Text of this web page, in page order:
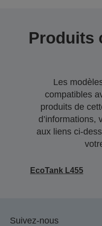
Produits
Les
compatibles
produits de
d’informations,
aux liens ci-
EcoTank L455
Suivez-nous